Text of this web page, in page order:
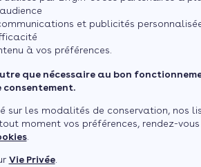
et publicités
à vos préférences.
que nécessaire au bon
consentement.
sur les modalités de conservation, nos
moment vos préférences, rendez-
.
Vie Privée.
de rédaction 3 min de lecture
d’une aide de l’Anah ?
Voir plus